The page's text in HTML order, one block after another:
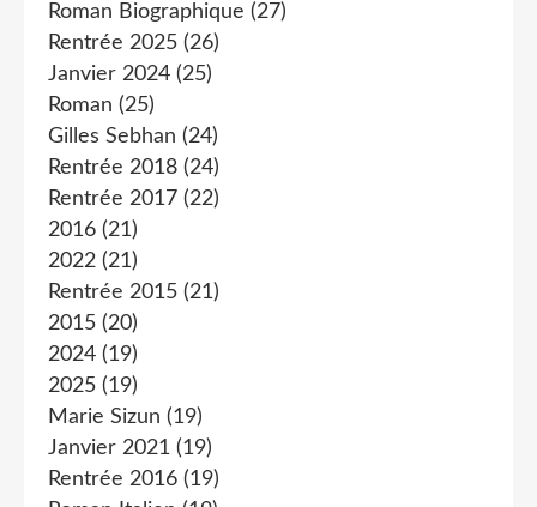
Roman Biographique (27)
Rentrée 2025 (26)
Janvier 2024 (25)
Roman (25)
Gilles Sebhan (24)
Rentrée 2018 (24)
Rentrée 2017 (22)
2016 (21)
2022 (21)
Rentrée 2015 (21)
2015 (20)
2024 (19)
2025 (19)
Marie Sizun (19)
Janvier 2021 (19)
Rentrée 2016 (19)